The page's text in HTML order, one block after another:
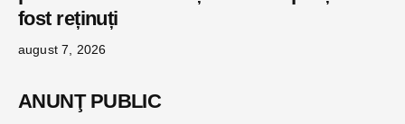
fost reținuți
august 7, 2026
ANUNŢ PUBLIC